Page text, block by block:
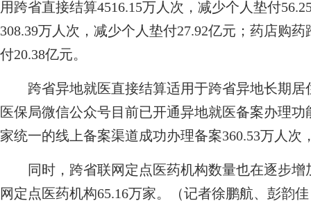
用跨省直接结算4516.15万人次，减少个人垫付
308.39万人次，减少个人垫付27.92亿元；药店购
付20.38亿元。
跨省异地就医直接结算适用于跨省异地长期居
医保局微信公众号目前已开通异地就医备案办理
家统一的线上备案渠道成功办理备案360.53万人次
同时，跨省联网定点医药机构数量也在逐步增
网定点医药机构65.16万家。（记者徐鹏航、彭韵